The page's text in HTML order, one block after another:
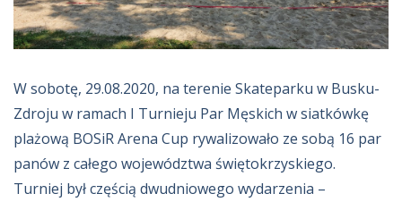
W sobotę, 29.08.2020, na terenie Skateparku w Busku-
Zdroju w ramach I Turnieju Par Męskich w siatkówkę
plażową BOSiR Arena Cup rywalizowało ze sobą 16 par
panów z całego województwa świętokrzyskiego.
Turniej był częścią dwudniowego wydarzenia –